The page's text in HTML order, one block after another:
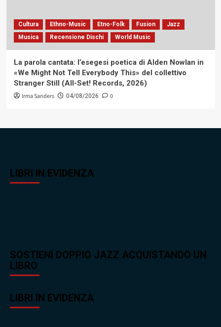
Cultura Ethno-Music Etno-Folk Fusion
Jazz
Musica
Recensione Dischi World Music
La parola cantata: l’esegesi poetica di Alden Nowlan in
«We Might Not Tell Everybody This» del collettivo
Stranger Still (All-Set! Records, 2026)
Irma Sanders 04/08/2026 0
LIBRI IN EVIDENZA
SOSTIENI DOPPIO JAZZ ACQUISTANDO UN
LIBRO
LIBRI IN EVIDENZA